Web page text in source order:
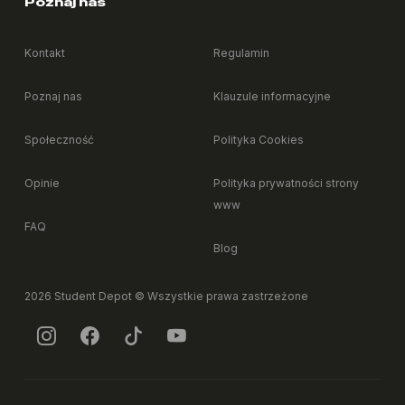
Czy mogę palić papierosy w pokoju albo częściach
Czy mogę udekorować pokój po swojemu?
Czy mogę przywieźć własne meble?
Czy dostępna jest usługa sprzątania pokoju?
Kontakt
Poznaj nas
Społeczność
Opinie
FAQ
Regulamin
Klauzule informacyjne
Polityka Cookies
Polityka prywatności strony
www
Blog
2026 Student Depot © Wszystkie prawa zastrzeżone